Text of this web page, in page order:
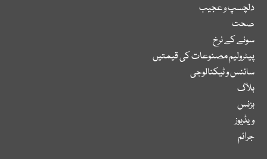
دلچسپ و عجیب
صحت
سونے کے نرخ
پیٹرولیم مصنوعات کی قیمتیں
سائنس و ٹیکنالوجی
بلاگ
بزنس
ویڈیوز
جرائم